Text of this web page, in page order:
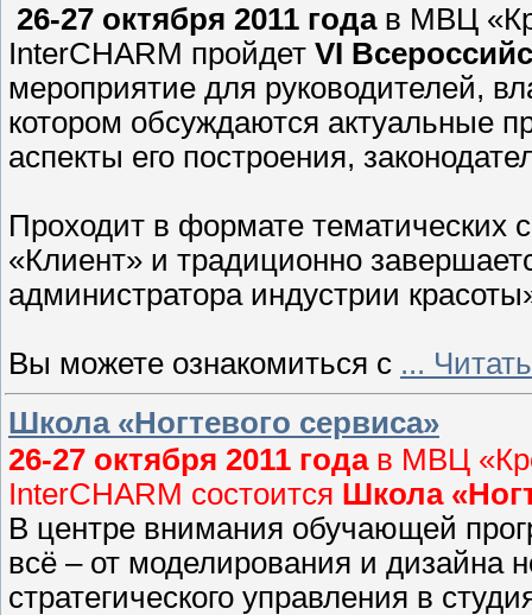
26-27 октября 2011 годав МВЦ
InterCHARM пройдет VI
мероприятие для руководителей,
котором обсуждаются актуальные
аспекты его построения,
Проходит в формате
«Клиент» и традиционно
администратора индустрии
Вы можете ознакомиться с ...
Школа «Ногтевого сервиса»
26-27 октября 2011 годав МВЦ
InterCHARM состоится Школа
В центре внимания обучающей
всё – от моделирования и дизайна
стратегического управления в